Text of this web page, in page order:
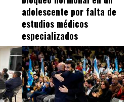
adolescente por falta de
estudios médicos
especializados